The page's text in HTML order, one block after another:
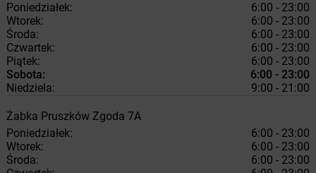
Poniedziałek:
6:00 - 23:00
Wtorek:
6:00 - 23:00
Środa:
6:00 - 23:00
Czwartek:
6:00 - 23:00
Piątek:
6:00 - 23:00
Sobota:
6:00 - 23:00
Niedziela:
9:00 - 21:00
Żabka Pruszków Zgoda 7A
Poniedziałek:
6:00 - 23:00
Wtorek:
6:00 - 23:00
Środa:
6:00 - 23:00